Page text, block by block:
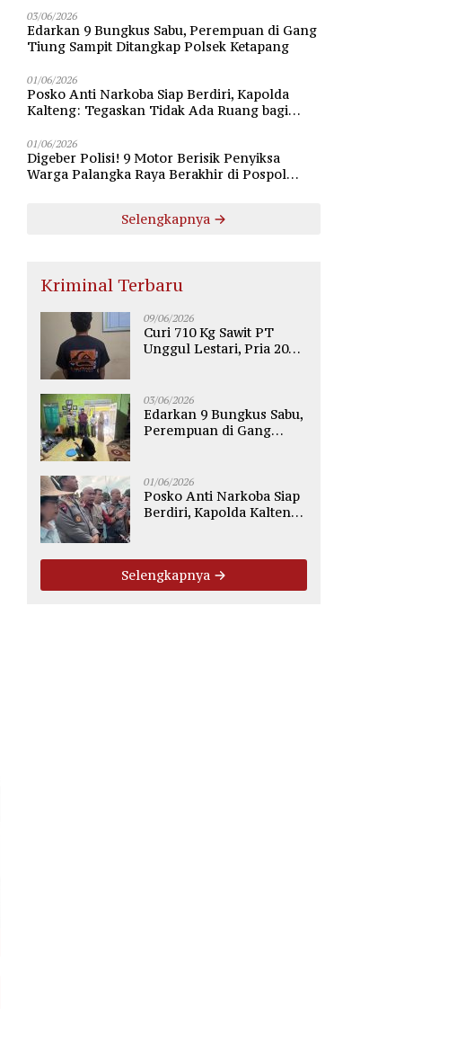
03/06/2026
Edarkan 9 Bungkus Sabu, Perempuan di Gang
Tiung Sampit Ditangkap Polsek Ketapang
01/06/2026
Posko Anti Narkoba Siap Berdiri, Kapolda
Kalteng: Tegaskan Tidak Ada Ruang bagi
01/06/2026
Digeber Polisi! 9 Motor Berisik Penyiksa
Warga Palangka Raya Berakhir di Pospol
Selengkapnya
Kriminal Terbaru
09/06/2026
Curi 710 Kg Sawit PT
Unggul Lestari, Pria 20
03/06/2026
Edarkan 9 Bungkus Sabu,
Perempuan di Gang
01/06/2026
Posko Anti Narkoba Siap
Berdiri, Kapolda Kalteng:
Palangka Raya
Selengkapnya